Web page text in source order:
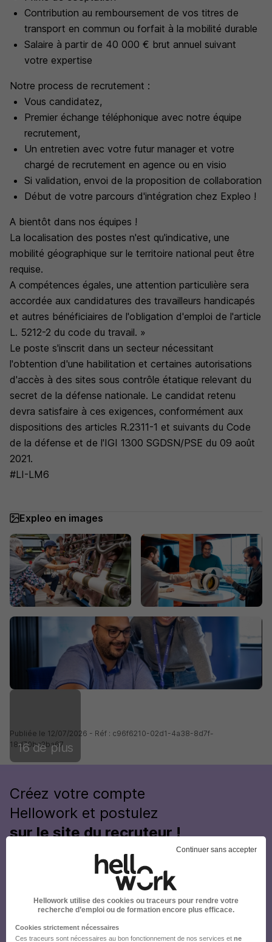
Contribution au remboursement de vos titres de
transport en commun ou forfait à la mobilité durable
Salaire à partir de 40 000 € brut annuel suivant
votre expertise
Notre process de recrutement :
Vous candidatez,
Premier échange téléphonique avec notre équipe
recrutement,
Un entretien avec votre futur manager et votre
chargé de recrutement en agence ou en visio
Si validation, envoi de la proposition de collaboration
Début de votre parcours d'intégration chez Expleo !
A bientôt dans nos équipes !
La localisation des postes n'est qu'indicative, une
mobilité géographique sur le territoire national peut être
requise.
A compétences égales, une attention particulière sera
accordée aux candidatures des travailleurs handicapés
et autres bénéficiaires de l'obligation d'emploi de l'article
L. 5212-2 du code du travail. »
Le poste s'inscrit dans un secteur nécessitant
l'obtention d'une habilitation et certaines autorisations
d'accès à des sites sous contrôle étatique relevant du
secret de la défense nationale. Le candidat retenu
devra satisfaire à ces exigences, conformément aux
dispositions des articles R.2311-1 et suivants du Code
de la défense et de l'IGI 1300 SGDSN/PSE du 09 août
2021.
#LI-LM6
Expleo en images
16 de plus
Publiée le 12/07/2026 - Réf : c96f6210-02d1-4a38-8d7f-
18d70bc2ba67
Créez votre compte
Hellowork et postulez
sur le site du recruteur !
Continuer sans accepter
Hellowork utilise des cookies ou traceurs pour rendre votre
recherche d’emploi ou de formation encore plus efficace.
Cookies strictement nécessaires
Ces traceurs sont nécessaires au bon fonctionnement de nos services et ne